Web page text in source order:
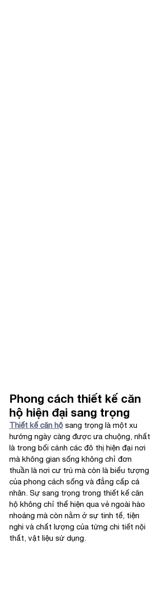
Phong cách thiết kế căn
hộ hiện đại sang trọng
Thiết kế căn hộ sang trọng là một xu
hướng ngày càng được ưa chuộng, nhất
là trong bối cảnh các đô thị hiện đại nơi
mà không gian sống không chỉ đơn
thuần là nơi cư trú mà còn là biểu tượng
của phong cách sống và đẳng cấp cá
nhân. Sự sang trọng trong thiết kế căn
hộ không chỉ thể hiện qua vẻ ngoài hào
nhoáng mà còn nằm ở sự tinh tế, tiện
nghi và chất lượng của từng chi tiết nội
thất, vật liệu sử dụng.